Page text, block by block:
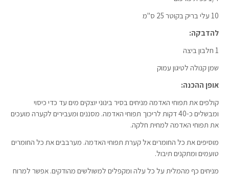
10 עלי בריק בקוטר 25 ס"מ
להדבקה:
1 חלבון ביצה
שמן קנולה לטיגון עמוק
אופן ההכנה:
קולפים את תפוחי האדמה מניחים בסיר בינוני יוצקים מים עד כדי כיסוי
ומבשלים כ-40 דקות לריכוך תפוחי האדמה. מסננים ומעבירים לקערה מועכים
את תפוחי האדמה למחית חלקה.
מוסיפים את כל החומרים אל קערת תפוחי האדמה. מערבבים את כל החומרים
טועמים ומתקנים תיבול.
מניחים כף מהמלית על כל עלה ומקפלים למשולשים מהודקים. אפשר למרוח